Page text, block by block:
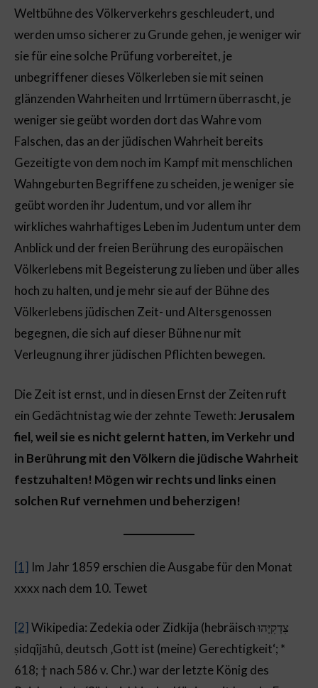
Weltbühne des Völkerverkehrs geschleudert, und
werden umso sicherer zu Grunde gehen, je weniger wir
sie für eine solche Prüfung vorbereitet, je
unbegriffener dieses Völkerleben sie mit seinen
glänzenden Wahrheiten und Irrtümern überrascht, je
weniger sie geübt worden dort das Wahre vom
Falschen, das an der jüdischen Wahrheit bereits
Gezeitigte von dem noch im Kampf mit menschlichen
Wahngeburten Begriffene zu scheiden, je weniger sie
geübt worden ihr Judentum, und vor allem ihr
wirkliches wahrhaftiges Leben im Judentum unter dem
Anblick und der freien Berührung des europäischen
Völkerlebens mit Begeisterung zu lieben und über alles
hoch zu halten, und je mehr sie auf der Bühne des
Völkerlebens jüdischen Zeit- und Altersgenossen
begegnen, die sich auf dieser Bühne nur mit
Verleugnung ihrer jüdischen Pflichten bewegen.
Die Zeit ist ernst, und in diesen Ernst der Zeiten ruft
ein Gedächtnistag wie der zehnte Teweth: Jerusalem
fiel, weil sie es nicht gelernt hatten, im Verkehr und
in Berührung mit den Völkern die jüdische Wahrheit
festzuhalten! Mögen wir rechts und links einen
solchen Ruf vernehmen und beherzigen!
[1] Im Jahr 1859 erschien die Ausgabe für den Monat
xxxx nach dem 10. Tewet
[2] Wikipedia: Zedekia oder Zidkija (hebräisch צִדְקִיָּהוּ
ṣidqîjāhû, deutsch ‚Gott ist (meine) Gerechtigkeit‘; *
618; † nach 586 v. Chr.) war der letzte König des